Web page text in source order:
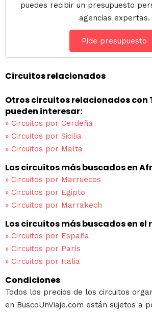
puedes recibir un presupuesto
agencias expertas.
Pide presupuesto
Circuitos relacionados
Otros circuitos relacionados con
pueden interesar:
» Circuitos por Cerdeña
» Circuitos por Sicilia
» Circuitos por Malta
Los circuitos más buscados en
» Circuitos por Marruecos
» Circuitos por Egipto
» Circuitos por Marrakech
Los circuitos más buscados en el
» Circuitos por España
» Circuitos por París
» Circuitos por Italia
Condiciones
Todos los precios de los circuitos
en BuscoUnViaje.com están sujetos a